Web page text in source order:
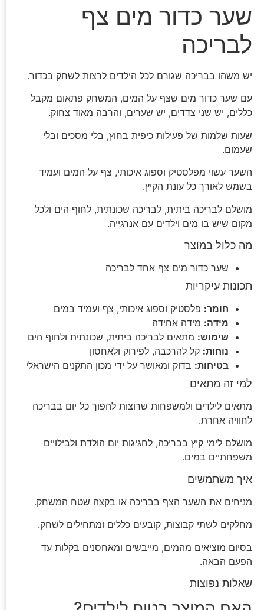
שער כדור מים צף
לבריכה
יש משהו בבריכה שגורם לכל הילדים לרצות לשחק בכדור.
עם שער כדור מים שצף על המים, המשחק פתאום מקבל
כללים, יש שני צדדים, יש שערים, והרבה מאוד צחוק.
שעות שלמות של פעילות כיפית בחוץ, בלי מסכים ובלי
שעמום.
השער עשוי מפלסטיק וספוג איכותי, צף על המים ועמיד
בשמש לאורך כל עונת הקיץ.
מושלם לבריכה ביתית, לבריכה שכונתית, לחוף הים ולכל
מקום שיש בו מים וילדים עם אנרגייה.
מה כלול במוצר
שער כדור מים צף אחד לבריכה
תכונות עיקריות
חומר: פלסטיק וספוג איכותי, צף ועמיד במים
מידה: מידה אחידה
שימוש: מתאים לבריכה ביתית, שכונתית ולחוף הים
נוחות: קל להרכבה, לפירוק ולאחסון
בטיחות: בדוק ומאושר על ידי מכון התקנים הישראלי
למי זה מתאים
מתאים לילדים ולמשפחות שרוצות להפוך כל יום בבריכה
לחוויה אחרת.
מושלם לימי קיץ בבריכה, לחגיגות יום הולדת ולבילויים
משפחתיים במים.
איך משתמשים
מניחים את השער הצף בבריכה או בקצה שטח המשחק.
מחלקים לשתי קבוצות, קובעים כללים ומתחילים לשחק.
בסיום מוציאים מהמים, מייבשים ומאחסנים בקלות עד
הפעם הבאה.
שאלות נפוצות